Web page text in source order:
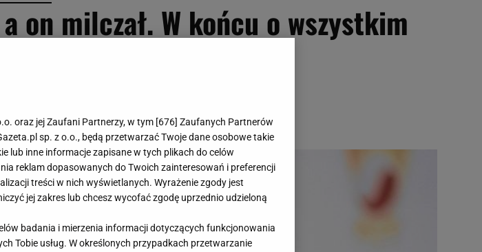
on milczał. W końcu o wszystkim
czerwca 2026, 12:30
oraz jej Zaufani Partnerzy, w tym [676] Zaufanych Partnerów
sp. z o.o., będą przetwarzać Twoje dane osobowe takie
lub inne informacje zapisane w tych plikach do celów
reklam dopasowanych do Twoich zainteresowań i preferencji
treści w nich wyświetlanych. Wyrażenie zgody jest
jej zakres lub chcesz wycofać zgodę uprzednio udzieloną
badania i mierzenia informacji dotyczących funkcjonowania
Tobie usług. W określonych przypadkach przetwarzanie